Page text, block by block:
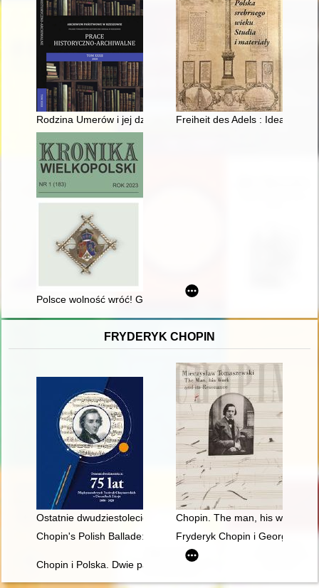
Rodzina Umerów i jej działalność w powiecie tomaszowskim
Freiheit des Adels : Ideal und
Polsce wolność wróć! Groby wojenne z okresu powstania
FRYDERYK CHOPIN
Ostatnie dwudziestolecie : 75 lat Międzynarodowych
Chopin. The man, his work
Chopin's Polish Ballade: Op. 38 as Narrative of National
Fryderyk Chopin i George
Chopin i Polska. Dwie pasje życia Gastona Belotti [1920-1985]